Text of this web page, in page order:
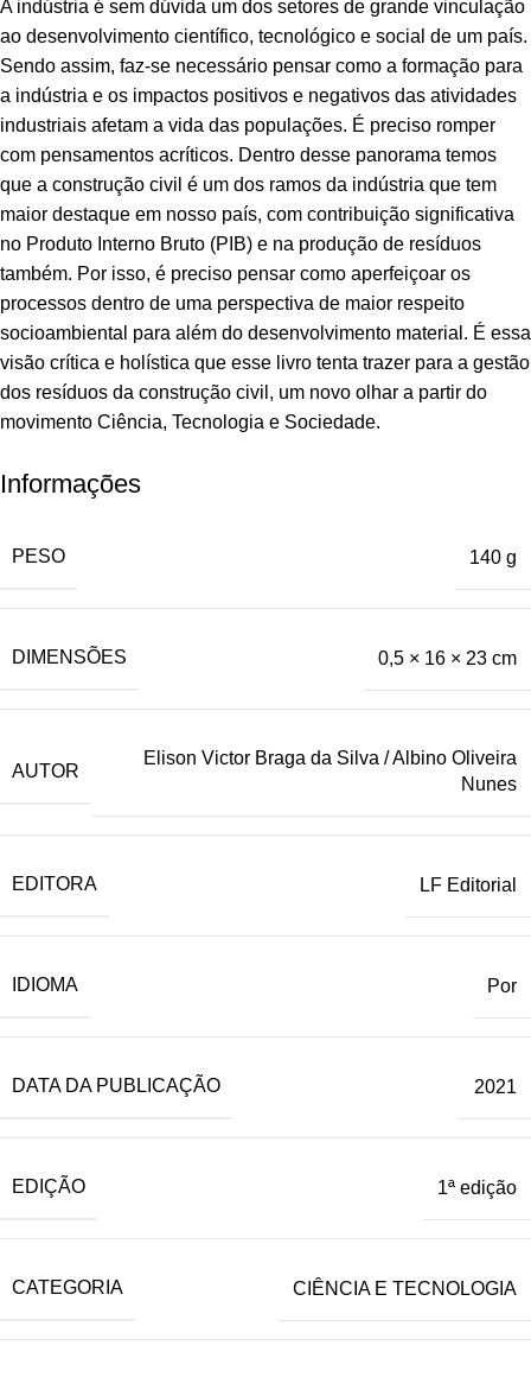
A indústria é sem dúvida um dos setores de grande vinculação
ao desenvolvimento científico, tecnológico e social de um país.
Sendo assim, faz-se necessário pensar como a formação para
a indústria e os impactos positivos e negativos das atividades
industriais afetam a vida das populações. É preciso romper
com pensamentos acríticos. Dentro desse panorama temos
que a construção civil é um dos ramos da indústria que tem
maior destaque em nosso país, com contribuição significativa
no Produto Interno Bruto (PIB) e na produção de resíduos
também. Por isso, é preciso pensar como aperfeiçoar os
processos dentro de uma perspectiva de maior respeito
socioambiental para além do desenvolvimento material. É essa
visão crítica e holística que esse livro tenta trazer para a gestão
dos resíduos da construção civil, um novo olhar a partir do
movimento Ciência, Tecnologia e Sociedade.
Informações
PESO 140 g
DIMENSÕES 0,5 × 16 × 23 cm
AUTOR
Elison Victor Braga da Silva / Albino Oliveira
Nunes
EDITORA LF Editorial
IDIOMA Por
DATA DA PUBLICAÇÃO 2021
EDIÇÃO 1ª edição
CATEGORIA CIÊNCIA E TECNOLOGIA